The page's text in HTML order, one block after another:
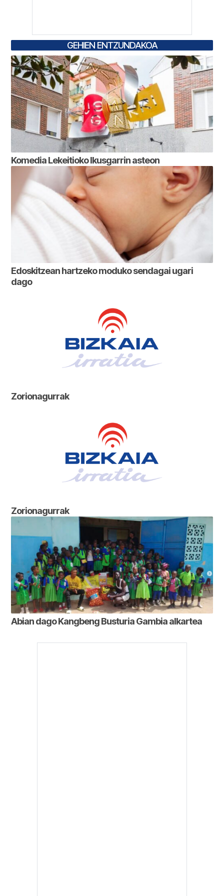
GEHIEN ENTZUNDAKOA
Komedia Lekeitioko Ikusgarrin asteon
Edoskitzean hartzeko moduko sendagai ugari
dago
Zorionagurrak
Zorionagurrak
Abian dago Kangbeng Busturia Gambia alkartea